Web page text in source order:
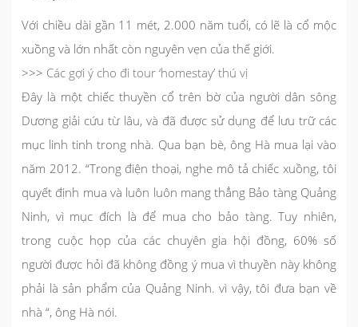
Với chiều dài gần 11 mét, 2.000 năm tuổi, có lẽ là cổ mộc
xuồng và lớn nhất còn nguyên vẹn của thế giới.
>>> Các gợi ý cho đi tour ‘homestay’ thú vị
Đây là một chiếc thuyền cổ trên bờ của người dân sông
Dương giải cứu từ lâu, và đã được sử dụng để lưu trữ các
mục linh tinh trong nhà. Qua bạn bè, ông Hà mua lại vào
năm 2012. “Trong điện thoại, nghe mô tả chiếc xuồng, tôi
quyết định mua và luôn luôn mang thẳng Bảo tàng Quảng
Ninh, vì mục đích là để mua cho bảo tàng. Tuy nhiên,
trong cuộc họp của các chuyên gia hội đồng, 60% số
người được hỏi đã không đồng ý mua vì thuyền này không
phải là sản phẩm của Quảng Ninh. vì vậy, tôi đưa bạn về
nhà “, ông Hà nói.